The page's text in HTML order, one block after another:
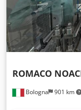
Bologna 901 km
ROMACO